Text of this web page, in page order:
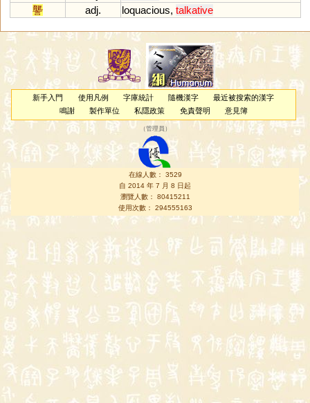
讋
adj. loquacious, talkative
新手入門 使用凡例 字庫統計 隨機漢字
最近被搜索的漢字
鳴謝
製作單位 私隱政策 免責聲明 意見簿
（管理員 ）
在線人數： 3529
自 2014 年 7 月 8 日起
瀏覽人數： 80415211
使用次數： 294555163